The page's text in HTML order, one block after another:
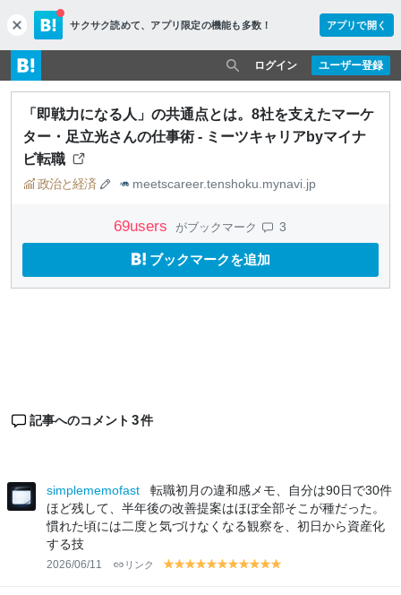
c
l
o
s
e
サクサク読めて、 アプリ限定の機能も多数！ アプリで開く
ユーザー登録
ログイン
「即戦力になる人」の共通点とは。8社を支えたマーケ
ター・足立光さんの仕事術 - ミーツキャリアbyマイナ
ビ転職
政治と経済 meetscareer.tenshoku.mynavi.jp
69users がブックマーク 3
ブックマークを追加
記事へのコメント 3件
simplememofast
転職初月の違和感メモ、自分は90日で30件
ほど残して、半年後の改善提案はほぼ全部そこが種だった。
慣れた頃には二度と気づけなくなる観察を、初日から資産化
する技
2026/06/11 リンク
y y y y y y y y y y